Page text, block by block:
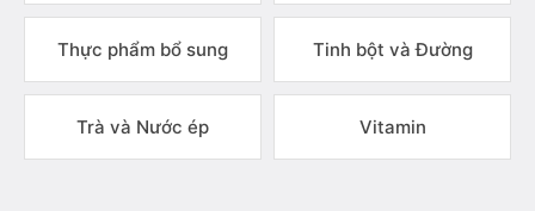
Thực phẩm bổ sung Tinh bột và Đường
Trà và Nước ép Vitamin